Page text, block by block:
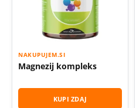
NAKUPUJEM.SI
Magnezij kompleks
KUPI ZDAJ